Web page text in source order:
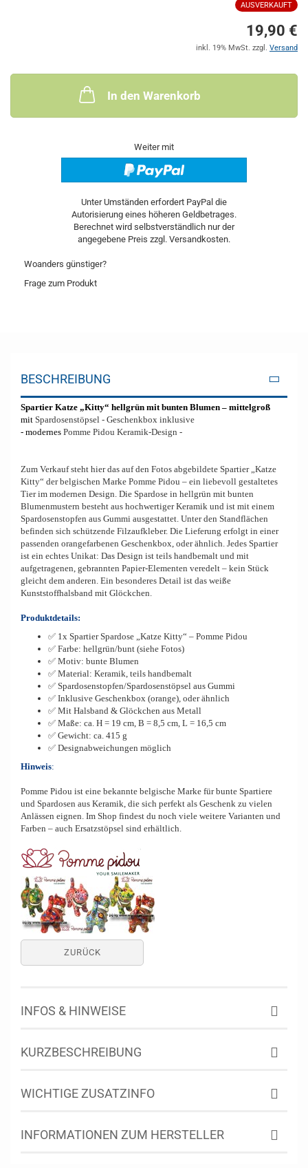
AUSVERKAUFT
19,90 €
inkl. 19% MwSt. zzgl. Versand
In den Warenkorb
Weiter mit
Woanders günstiger?
Frage zum Produkt
BESCHREIBUNG
Spartier Katze „Kitty“ hellgrün mit bunten Blumen – mittelgroß
mit Spardosenstöpsel - Geschenkbox inklusive
- modernes Pomme Pidou Keramik-Design -
Zum Verkauf steht hier das auf den Fotos abgebildete Spartier „Katze
Kitty“ der belgischen Marke Pomme Pidou – ein liebevoll gestaltetes
Tier im modernen Design. Die Spardose in hellgrün mit bunten
Blumenmustern besteht aus hochwertiger Keramik und ist mit einem
Spardosenstopfen aus Gummi ausgestattet. Unter den Standflächen
befinden sich schützende Filzaufkleber. Die Lieferung erfolgt in einer
passenden orangefarbenen Geschenkbox, oder ähnlich. Jedes Spartier
ist ein echtes Unikat: Das Design ist teils handbemalt und mit
aufgetragenen, gebrannten Papier-Elementen veredelt – kein Stück
gleicht dem anderen. Ein besonderes Detail ist das weiße
Kunststoffhalsband mit Glöckchen.
Produktdetails:
✅ 1x Spartier Spardose „Katze Kitty“ – Pomme Pidou
✅ Farbe: hellgrün/bunt (siehe Fotos)
✅ Motiv: bunte Blumen
✅ Material: Keramik, teils handbemalt
✅ Spardosenstopfen/Spardosenstöpsel aus Gummi
✅ Inklusive Geschenkbox (orange), oder ähnlich
✅ Mit Halsband & Glöckchen aus Metall
✅ Maße: ca. H = 19 cm, B = 8,5 cm, L = 16,5 cm
✅ Gewicht: ca. 415 g
✅ Designabweichungen möglich
Hinweis:
Pomme Pidou ist eine bekannte belgische Marke für bunte Spartiere
und Spardosen aus Keramik, die sich perfekt als Geschenk zu vielen
Anlässen eignen. Im Shop findest du noch viele weitere Varianten und
Farben – auch Ersatzstöpsel sind erhältlich.
ZURÜCK
INFOS & HINWEISE
KURZBESCHREIBUNG
WICHTIGE ZUSATZINFO
INFORMATIONEN ZUM HERSTELLER